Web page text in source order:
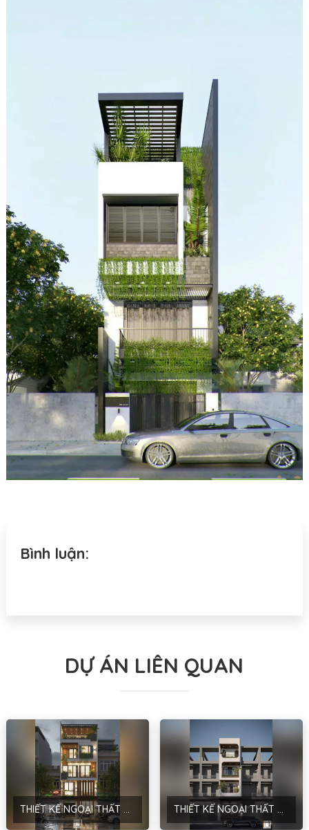
Bình luận:
DỰ ÁN LIÊN QUAN
THIẾT KẾ NGOẠI THẤT DỆT LK – PHONG CÁCH HIỆN ĐẠI – NINH BÌNH THIẾT KẾ NGOẠI THẤT NHÀ Ở DÂN DỤNG – PHONG CÁCH HIỆN ĐẠI – HÀ NỘI – ANH ĐAN